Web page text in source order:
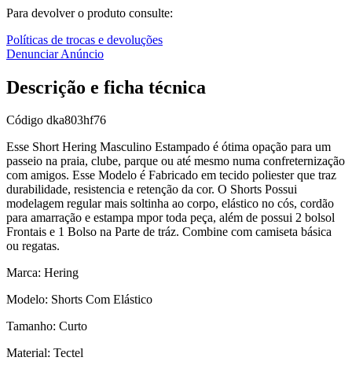
Para devolver o produto consulte:
Políticas de trocas e devoluções
Denunciar Anúncio
Descrição e ficha técnica
Código dka803hf76
Esse Short Hering Masculino Estampado é ótima opação para um
passeio na praia, clube, parque ou até mesmo numa confreternização
com amigos. Esse Modelo é Fabricado em tecido poliester que traz
durabilidade, resistencia e retenção da cor. O Shorts Possui
modelagem regular mais soltinha ao corpo, elástico no cós, cordão
para amarração e estampa mpor toda peça, além de possui 2 bolsol
Frontais e 1 Bolso na Parte de tráz. Combine com camiseta básica
ou regatas.
Marca: Hering
Modelo: Shorts Com Elástico
Tamanho: Curto
Material: Tectel